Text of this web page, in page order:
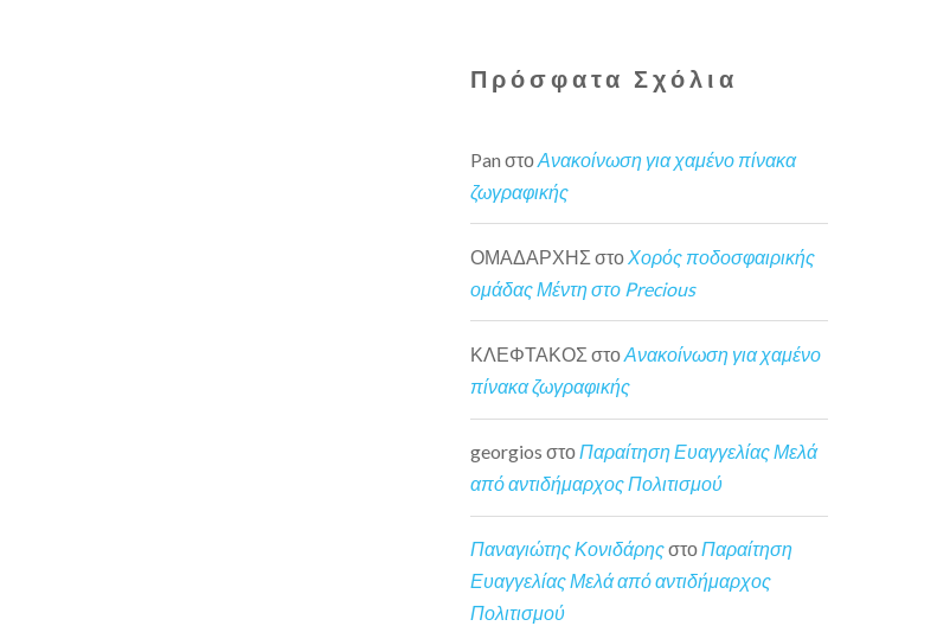
Πρόσφατα Σχόλια
Pan στοΑνακοίνωση για χαμένο πίνακα
ζωγραφικής
ΟΜΑΔΑΡΧΗΣ στο Χορός ποδοσφαιρικής
ομάδας Μέντη στο Precious
ΚΛΕΦΤΑΚΟΣ στοΑνακοίνωση για χαμένο
πίνακα ζωγραφικής
georgios στοΠαραίτηση Ευαγγελίας Μελά
από αντιδήμαρχος Πολιτισμού
Παναγιώτης ΚονιδάρηςστοΠαραίτηση
Ευαγγελίας Μελά από αντιδήμαρχος
Πολιτισμού